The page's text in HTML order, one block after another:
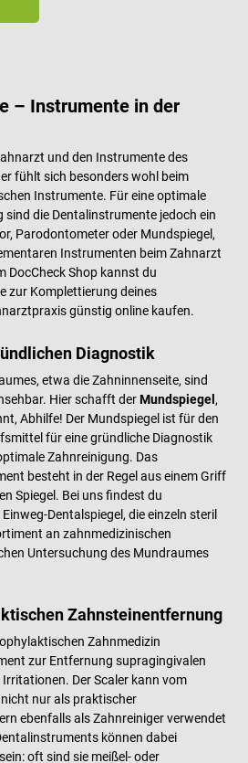
– Instrumente in der
und den Instrumente des
fühlt sich besonders wohl beim
Instrumente. Für eine optimale
die Dentalinstrumente jedoch ein
Parodontometer oder Mundspiegel,
Instrumenten beim Zahnarzt
DocCheck Shop kannst du
zur Komplettierung deines
günstig online kaufen.
Diagnostik
etwa die Zahninnenseite, sind
Hier schafft derMundspiegel ,
Abhilfe! Der Mundspiegel ist für den
für eine gründliche Diagnostik
Zahnreinigung. Das
besteht in der Regel aus einem Griff
Spiegel. Bei uns findest du
Dentalspiegel, die einzeln steril
an zahnmedizinischen
Untersuchung des Mundraumes
Zahnsteinentfernung
Zahnmedizin
zur Entfernung supragingivalen
Der Scaler kann vom
nur als praktischer
ebenfalls als Zahnreiniger verwendet
können dabei
oft sind sie meißel- oder